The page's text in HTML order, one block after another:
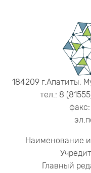
184209 г.Апатиты,
тел.: 8
Наименование
Главный